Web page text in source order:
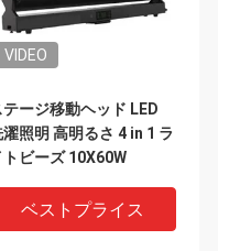
VIDEO
テージ移動ヘッド LED
濯照明 高明るさ 4 in 1 ラ
トビーズ 10X60W
ベストプライス